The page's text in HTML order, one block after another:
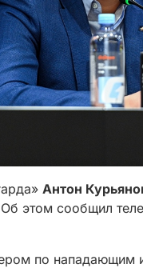
Антон
этом сообщил
по нападающим